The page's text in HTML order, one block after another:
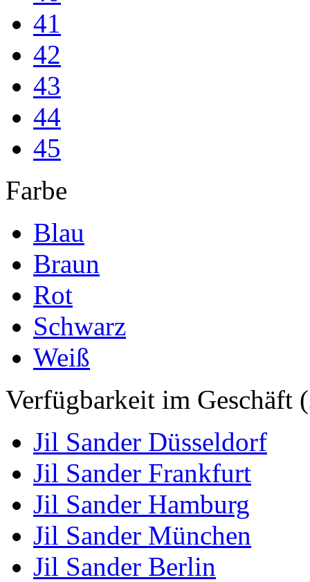
41
42
43
44
45
Farbe
Blau
Braun
Rot
Schwarz
Weiß
Verfügbarkeit im Geschäft
Jil Sander Düsseldorf
Jil Sander Frankfurt
Jil Sander Hamburg
Jil Sander München
Jil Sander Berlin